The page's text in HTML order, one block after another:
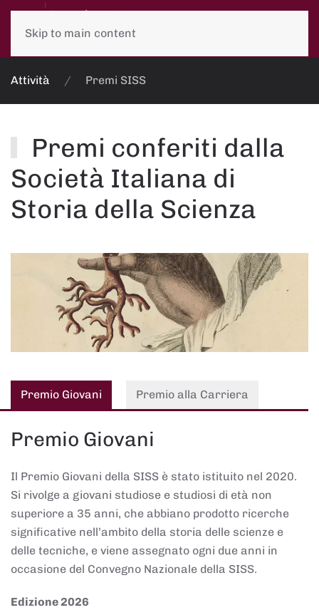
Skip to main content
Attività Premi SISS
Premi conferiti dalla
Società Italiana di
Storia della Scienza
Premio Giovani Premio alla Carriera
Premio Giovani
Il Premio Giovani della SISS è stato istituito nel 2020.
Si rivolge a giovani studiose e studiosi di età non
superiore a 35 anni, che abbiano prodotto ricerche
significative nell’ambito della storia delle scienze e
delle tecniche, e viene assegnato ogni due anni in
occasione del Convegno Nazionale della SISS.
Edizione 2026